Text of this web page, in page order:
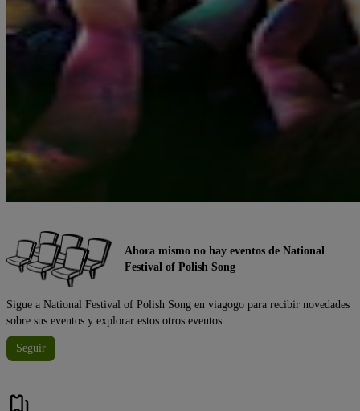
Ahora mismo no hay eventos de National
Festival of Polish Song
Sigue a National Festival of Polish Song en viagogo para recibir novedades
sobre sus eventos y explorar estos otros eventos:
Seguir